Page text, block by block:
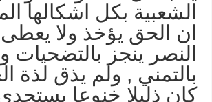
بكل اشكالها
الحق يؤخذ ولا يعطى
ينجز بالتضحيات
, ولم يذق لذة
ذليلا خنوعا يستجدي